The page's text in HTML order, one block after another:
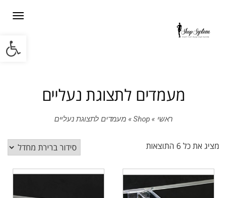
פתח
מעמדים לתצוגת נעליים
ראשי »
Shop
» מעמדים לתצוגת נעליים
מציג את כל 6 התוצאות